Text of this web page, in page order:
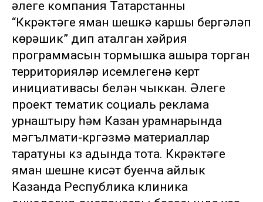
әлеге компания Татарстанны
“Күкрәктәге яман шешкә каршы бергәләп
көрәшик” дип аталган хәйрия
программасын тормышка ашыра торган
территорияләр исемлегенә кертү
инициативасы белән чыккан. Әлеге
проект тематик социаль реклама
урнаштыру һәм Казан урамнарында
мәгълүмати-күргәзмә материаллар
таратуны күз адында тота. Күкрәктәге
яман шешне кисәтү буенча айлык
Казанда Республика клиника